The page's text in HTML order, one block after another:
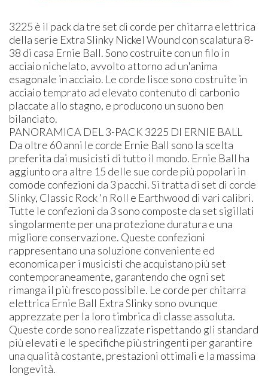
3225 è il pack da tre set di corde per chitarra elettrica
della serie Extra Slinky Nickel Wound con scalatura 8-
38 di casa Ernie Ball. Sono costruite con un filo in
acciaio nichelato, avvolto attorno ad un'anima
esagonale in acciaio. Le corde lisce sono costruite in
acciaio temprato ad elevato contenuto di carbonio
placcate allo stagno, e producono un suono ben
bilanciato.
PANORAMICA DEL 3-PACK 3225 DI ERNIE BALL
Da oltre 60 anni le corde Ernie Ball sono la scelta
preferita dai musicisti di tutto il mondo. Ernie Ball ha
aggiunto ora altre 15 delle sue corde più popolari in
comode confezioni da 3 pacchi. Si tratta di set di corde
Slinky, Classic Rock 'n Roll e Earthwood di vari calibri.
Tutte le confezioni da 3 sono composte da set sigillati
singolarmente per una protezione duratura e una
migliore conservazione. Queste confezioni
rappresentano una soluzione conveniente ed
economica per i musicisti che acquistano più set
contemporaneamente, garantendo che ogni set
rimanga il più fresco possibile. Le corde per chitarra
elettrica Ernie Ball Extra Slinky sono ovunque
apprezzate per la loro timbrica di classe assoluta.
Queste corde sono realizzate rispettando gli standard
più elevati e le specifiche più stringenti per garantire
una qualità costante, prestazioni ottimali e la massima
longevità.